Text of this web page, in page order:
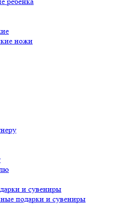
ножи
и сувениры
подарки и сувениры